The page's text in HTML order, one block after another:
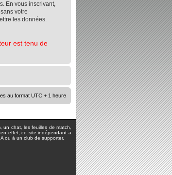
En vous inscrivant,
votre
les données.
est tenu de
au format UTC + 1 heure
chat, les feuilles de match,
effet, ce site indépendant a
ou à un club de supporter.